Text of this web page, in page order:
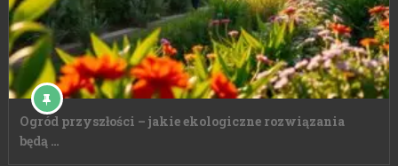
Ogród przyszłości – jakie ekologiczne rozwiązania
będą …